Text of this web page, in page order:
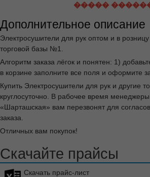
�����
Дополнительное описание
Электросушители для рук оптом и в
торговой базы №1.
Алгоритм заказа лёгок и понятен: 1)
в корзине заполните все поля и оформите
Купить Электросушители для рук и другие
круглосуточно. В рабочее время
«Шарташская» вам перезвонят для
заказа.
Отличных вам покупок!
Скачайте прайсы
Скачать прайс-лист